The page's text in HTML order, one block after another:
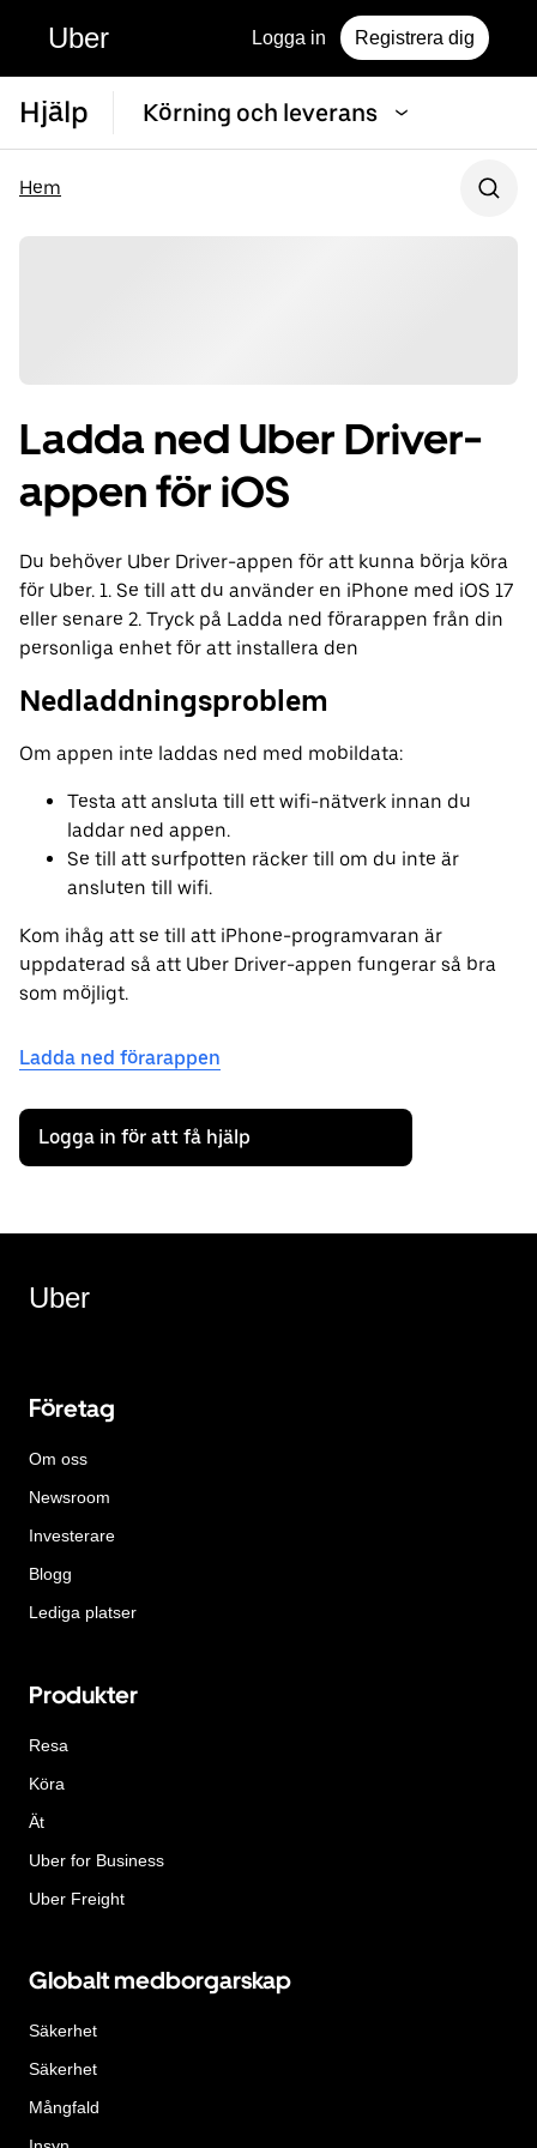
Uber Logga in Registrera dig
Hjälp Körning och leverans
Hem
Ladda ned Uber Driver-
appen för iOS
Du behöver Uber Driver-appen för att kunna börja köra
för Uber. 1. Se till att du använder en iPhone med iOS 17
eller senare 2. Tryck på Ladda ned förarappen från din
personliga enhet för att installera den
Nedladdningsproblem
Om appen inte laddas ned med mobildata:
Testa att ansluta till ett wifi-nätverk innan du
laddar ned appen.
Se till att surfpotten räcker till om du inte är
ansluten till wifi.
Kom ihåg att se till att iPhone-programvaran är
uppdaterad så att Uber Driver-appen fungerar så bra
som möjligt.
Ladda ned förarappen
Logga in för att få hjälp
Uber
Företag
Om oss
Newsroom
Investerare
Blogg
Lediga platser
Produkter
Resa
Köra
Ät
Uber for Business
Uber Freight
Globalt medborgarskap
Säkerhet
Säkerhet
Mångfald